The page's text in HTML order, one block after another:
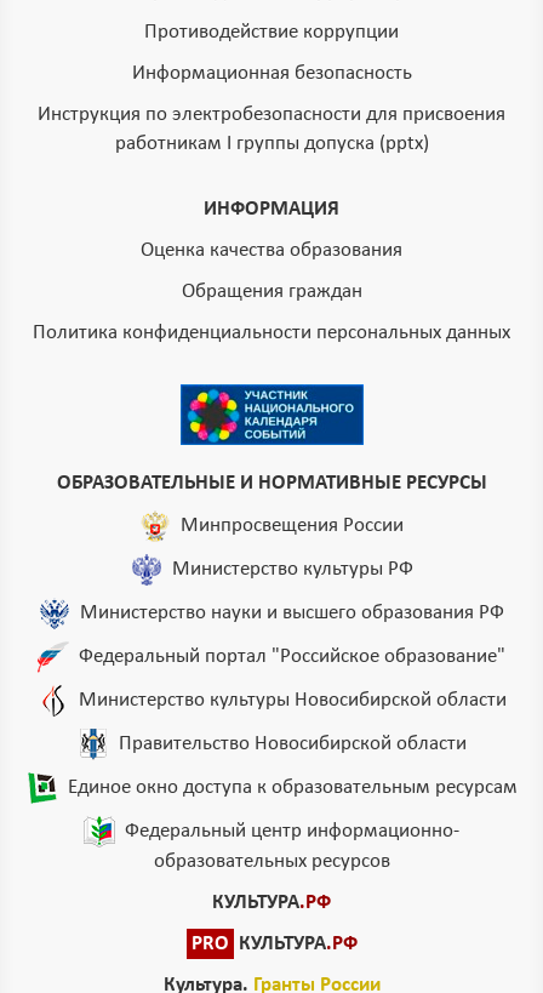
Противодействие коррупции
Информационная безопасность
Инструкция по электробезопасности для присвоения
работникам I группы допуска (pptx)
ИНФОРМАЦИЯ
Оценка качества образования
Обращения граждан
Политика конфиденциальности персональных данных
ОБРАЗОВАТЕЛЬНЫЕ И НОРМАТИВНЫЕ РЕСУРСЫ
Минпросвещения России
Министерство культуры РФ
Министерство науки и высшего образования РФ
Федеральный портал "Российское образование"
Министерство культуры Новосибирской области
Правительство Новосибирской области
Единое окно доступа к образовательным ресурсам
Федеральный центр информационно-
образовательных ресурсов
КУЛЬТУРА.РФ
PRO
КУЛЬТУРА.РФ
Культура. Гранты России